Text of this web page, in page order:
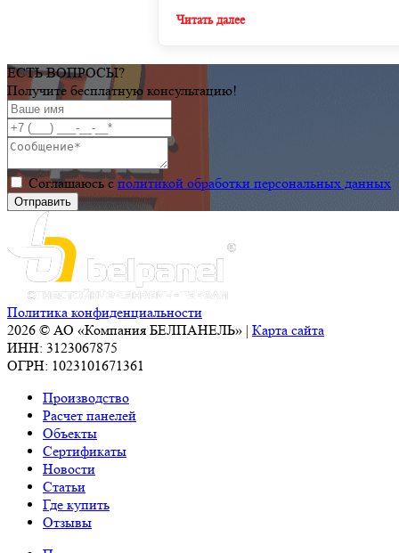
Читать далее
ЕСТЬ ВОПРОСЫ?
Получите бесплатную консультацию!
Соглашаюсь сполитикой обработки персональных данных
Политика конфиденциальности
2026 © АО «Компания БЕЛПАНЕЛЬ» | Карта сайта
ИНН: 3123067875
ОГРН: 1023101671361
Производство
Расчет панелей
Объекты
Сертификаты
Новости
Статьи
Где купить
Отзывы